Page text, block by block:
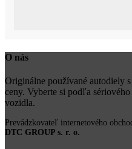
O nás
Originálne používané autodiely
ceny. Vyberte si podľa
vozidla.
Prevádzkovateľ internetového
DTC GROUP s. r. o.